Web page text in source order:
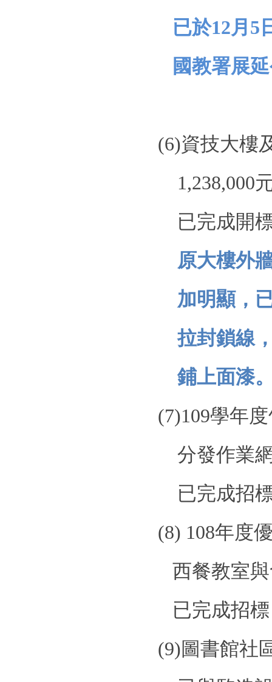
已於12月 5
國教署展
(6)資技大樓
1,238,000
已完成開
原大樓外
加明顯，
拉封鎖線
鋪上面漆
(7)109學年
分發作業
已完成招
(8) 108年度
西餐教室
已完成招
(9)圖書館社